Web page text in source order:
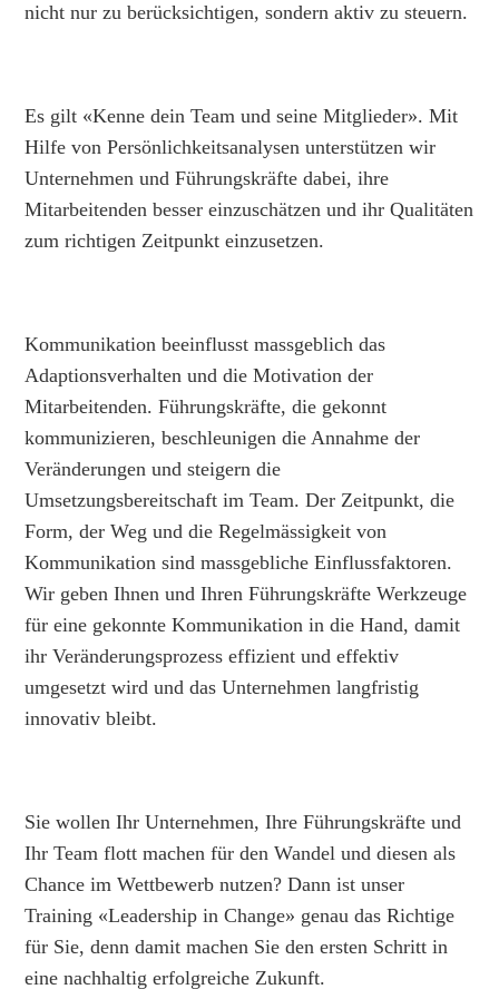
nicht nur zu berücksichtigen, sondern aktiv zu steuern.
Es gilt «Kenne dein Team und seine Mitglieder». Mit
Hilfe von Persönlichkeitsanalysen unterstützen wir
Unternehmen und Führungskräfte dabei, ihre
Mitarbeitenden besser einzuschätzen und ihr Qualitäten
zum richtigen Zeitpunkt einzusetzen.
Kommunikation beeinflusst massgeblich das
Adaptionsverhalten und die Motivation der
Mitarbeitenden. Führungskräfte, die gekonnt
kommunizieren, beschleunigen die Annahme der
Veränderungen und steigern die
Umsetzungsbereitschaft im Team. Der Zeitpunkt, die
Form, der Weg und die Regelmässigkeit von
Kommunikation sind massgebliche Einflussfaktoren.
Wir geben Ihnen und Ihren Führungskräfte Werkzeuge
für eine gekonnte Kommunikation in die Hand, damit
ihr Veränderungsprozess effizient und effektiv
umgesetzt wird und das Unternehmen langfristig
innovativ bleibt.
Sie wollen Ihr Unternehmen, Ihre Führungskräfte und
Ihr Team flott machen für den Wandel und diesen als
Chance im Wettbewerb nutzen? Dann ist unser
Training «Leadership in Change» genau das Richtige
für Sie, denn damit machen Sie den ersten Schritt in
eine nachhaltig erfolgreiche Zukunft.